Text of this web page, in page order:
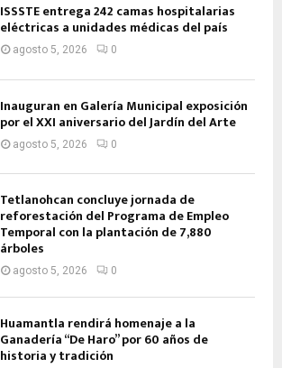
ISSSTE entrega 242 camas hospitalarias
eléctricas a unidades médicas del país
agosto 5, 2026 0
Inauguran en Galería Municipal exposición
por el XXI aniversario del Jardín del Arte
agosto 5, 2026 0
Tetlanohcan concluye jornada de
reforestación del Programa de Empleo
Temporal con la plantación de 7,880
árboles
agosto 5, 2026 0
Huamantla rendirá homenaje a la
Ganadería “De Haro” por 60 años de
historia y tradición